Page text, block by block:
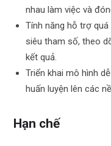
nhau làm việc và
Tính năng hỗ trợ
siêu tham số, theo
kết quả.
Triển khai mô hình
huấn luyện lên các
Hạn chế